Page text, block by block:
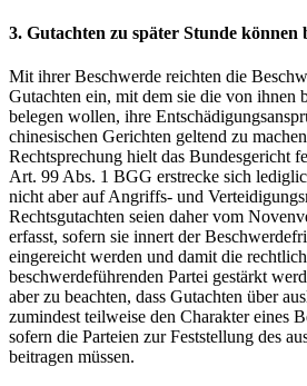
3. Gutachten zu später Stunde können
Mit ihrer Beschwerde reichten die
Gutachten ein, mit dem sie die von ihnen
belegen wollen, ihre
chinesischen Gerichten geltend zu
Rechtsprechung hielt das Bundesgericht
Art. 99 Abs. 1 BGG erstrecke sich
nicht aber auf Angriffs- und
Rechtsgutachten seien daher vom
erfasst, sofern sie innert der
eingereicht werden und damit die
beschwerdeführenden Partei gestärkt
aber zu beachten, dass Gutachten über
zumindest teilweise den Charakter eines
sofern die Parteien zur Feststellung des
beitragen müssen.